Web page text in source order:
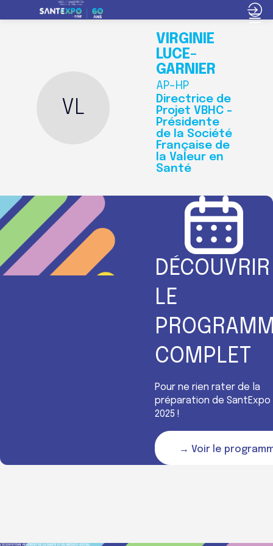
VL
VIRGINIE
LUCE-
GARNIER
AP-HP
Directrice de
Projet VBHC -
Présidente
de la Société
Française de
la Valeur en
Santé
DÉCOUVRIR
LE
COMPLET
Pour ne rien rater de la
préparation de SantExpo
2025 !
→ Voir le